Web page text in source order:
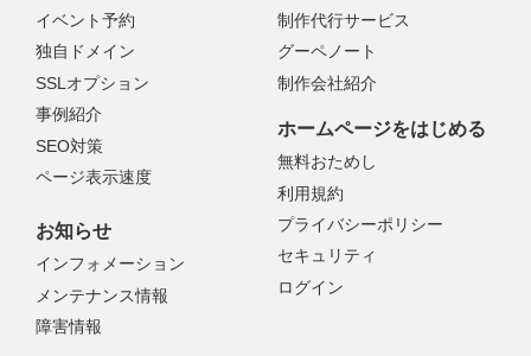
イベント予約
独自ドメイン
SSLオプション
事例紹介
SEO対策
ページ表示速度
制作代行サービス
グーペノート
制作会社紹介
お知らせ
インフォメーション
メンテナンス情報
障害情報
ホームページをはじめる
無料おためし
利用規約
プライバシーポリシー
セキュリティ
ログイン